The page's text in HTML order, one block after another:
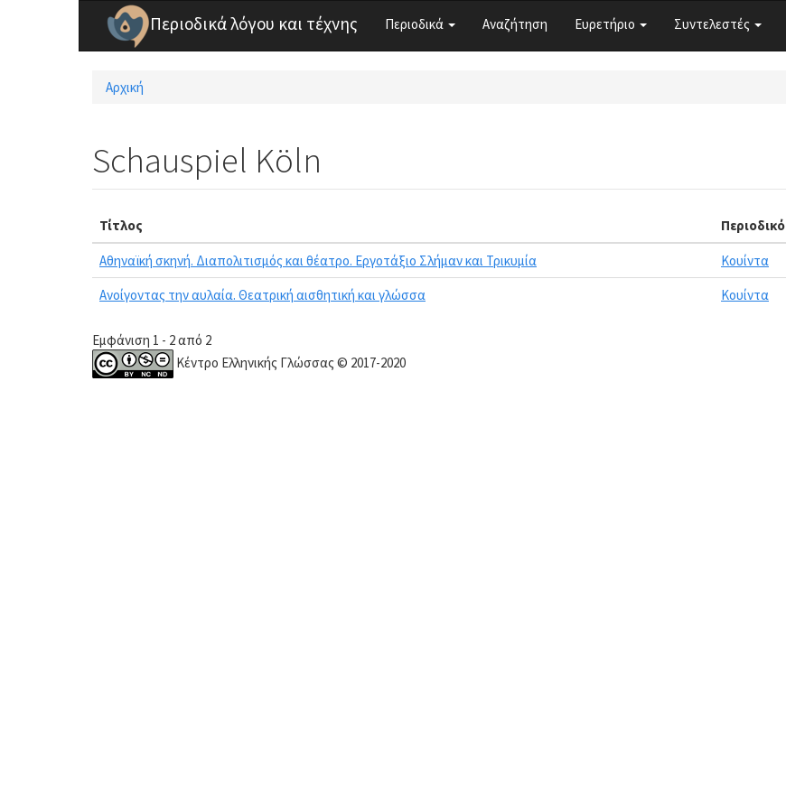
Παράκαμψη προς το κυρίως περιεχόμενο
Περιοδικά λόγου και τέχνης Περιοδικά Αναζήτηση Ευρετήριο Συντελεστές
Είστε εδώ
Αρχική
Schauspiel Köln
Τίτλος Περιοδικό
Αθηναϊκή σκηνή. Διαπολιτισμός και θέατρο. Εργοτάξιο Σλήμαν και Τρικυμία Κουίντα
Ανοίγοντας την αυλαία. Θεατρική αισθητική και γλώσσα
Κουίντα
Εμφάνιση 1 - 2 από 2
Κέντρο Ελληνικής Γλώσσας © 2017-2020